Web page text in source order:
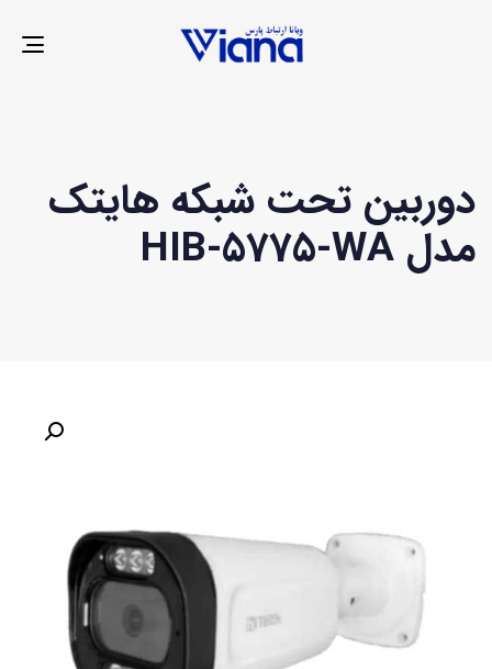
دوربین تحت شبکه هایتک
مدل HIB-5775-WA